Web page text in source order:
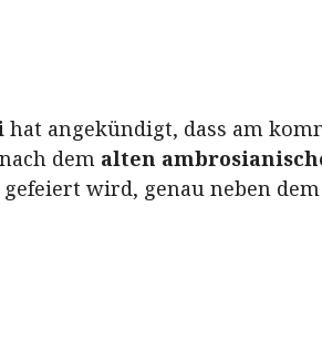
hat angekündigt, dass am
nach dem alten
gefeiert wird, genau neben